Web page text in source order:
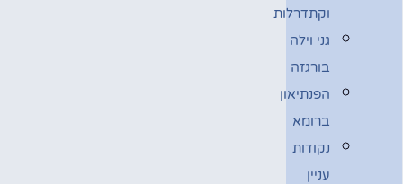
וקתדרלות
גני וילה
בורגזה
הפנתיאון
ברומא
נקודות
עניין